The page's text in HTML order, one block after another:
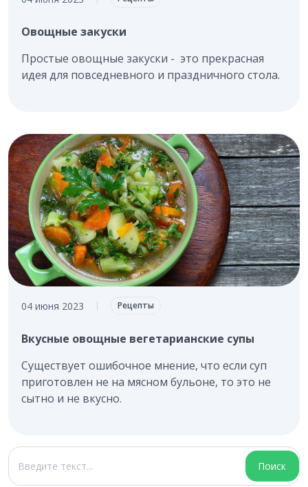
Овощные закуски
Простые овощные закуски - это прекрасная
идея для повседневного и праздничного стола.
04 июня 2023 | Рецепты
Вкусные овощные вегетарианские супы
Существует ошибочное мнение, что если суп
приготовлен не на мясном бульоне, то это не
сытно и не вкусно.
Поиск
Поиск